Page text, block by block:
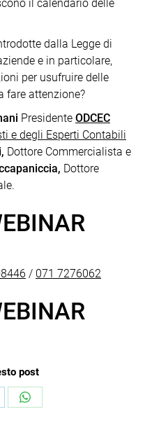
il calendario delle
dalla Legge di
e in particolare,
per usufruire delle
fare attenzione?
Presidente ODCEC
e degli Esperti Contabili
Dottore Commercialista e
Dottore
/ 071 7276062
post
Condividi